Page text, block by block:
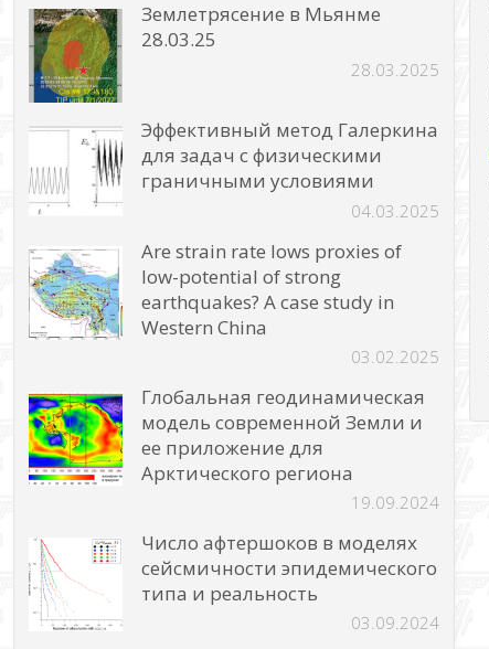
Землетрясение в Мьянме
28.03.25
28.03.2025
Эффективный метод Галеркина
для задач с физическими
граничными условиями
04.03.2025
Are strain rate lows proxies of
low-potential of strong
earthquakes? A case study in
Western China
03.02.2025
Глобальная геодинамическая
модель современной Земли и
ее приложение для
Арктического региона
19.09.2024
Число афтершоков в моделях
сейсмичности эпидемического
типа и реальность
03.09.2024